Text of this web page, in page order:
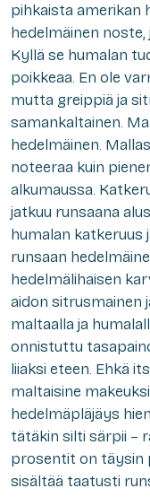
pihkaista amerikan
hedelmäinen
Kyllä se humalan
poikkeaa. En ole
mutta greippiä ja
samankaltainen.
hedelmäinen.
noteeraa kuin
alkumaussa.
jatkuu runsaana
humalan katkeruus
runsaan
hedelmälihaisen
aidon sitrusmainen
maltaalla ja
onnistuttu
liiaksi eteen. Ehkä
maltaisine
hedelmäpläjäys
tätäkin silti särpii –
prosentit on täysin
sisältää taatusti